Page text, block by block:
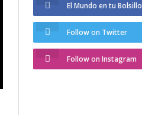
El Mundo en tu Bolsillo
Follow on Twitter
Follow on Instagram